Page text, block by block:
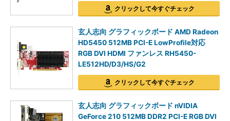
クリックして今すぐチェック
玄人志向 グラフィックボード AMD Radeon
HD5450 512MB PCI-E LowProfile対応
RGB DVI HDMI ファンレス RH5450-
LE512HD/D3/HS/G2
クリックして今すぐチェック
玄人志向 グラフィックボード nVIDIA
GeForce 210 512MB DDR2 PCI-E RGB DVI